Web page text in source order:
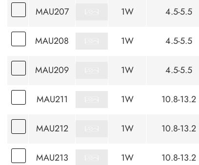
MAU207
1W 4.5-5.5
MAU208
1W 4.5-5.5
MAU209
1W 4.5-5.5
MAU211
1W 10.8-13.2
MAU212
1W 10.8-13.2
MAU213
1W 10.8-13.2